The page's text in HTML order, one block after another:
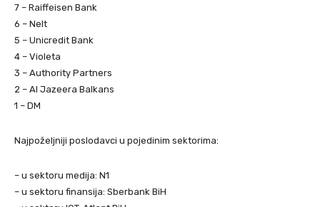
7 – Raiffeisen Bank
6 – Nelt
5 – Unicredit Bank
4 – Violeta
3 – Authority Partners
2 – Al Jazeera Balkans
1 – DM
Najpoželjniji poslodavci u pojedinim sektorima:
– u sektoru medija: N1
– u sektoru finansija: Sberbank BiH